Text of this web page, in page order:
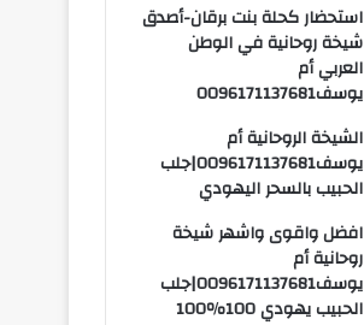
استحضار كحلة بنت برقان-أصدق
شيخة روحانية في الوطن
العربي أم
يوسف0096171137681
الشيخة الروحانية أم
يوسف0096171137681|جلب
الحبيب بالسحر اليهودي
افضل واقوى واشهر شيخة
روحانية أم
يوسف0096171137681|جلب
الحبيب يهودي 100٪100